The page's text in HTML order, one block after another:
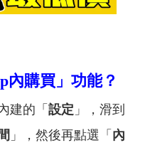
內購買」功能？
建的「 設定 」，滑到
」，然後再點選「 內